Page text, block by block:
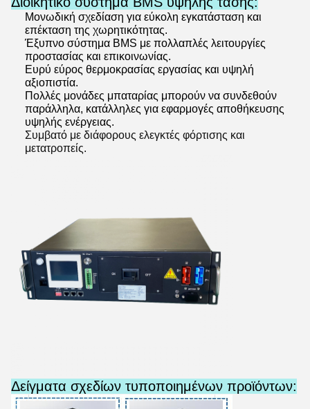
Μονωδική σχεδίαση για εύκολη εγκατάσταση και
επέκταση της χωρητικότητας.
Έξυπνο σύστημα BMS με πολλαπλές λειτουργίες
προστασίας και επικοινωνίας.
Ευρύ εύρος θερμοκρασίας εργασίας και υψηλή
αξιοπιστία.
Πολλές μονάδες μπαταρίας μπορούν να συνδεθούν
παράλληλα, κατάλληλες για εφαρμογές αποθήκευσης
υψηλής ενέργειας.
Συμβατό με διάφορους ελεγκτές φόρτισης και
μετατροπείς.
Δείγματα σχεδίων τυποποιημένων προϊόντων: